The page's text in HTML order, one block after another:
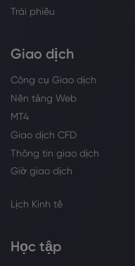
Trái phiếu
Giao dịch
Công cụ Giao dịch
Nền tảng Web
MT4
Giao dịch CFD
Thông tin giao dịch
Giờ giao dịch
Lịch Kinh tế
Học tập